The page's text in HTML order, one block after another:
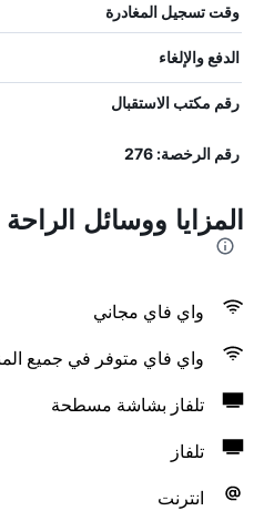
وقت تسجيل المغادرة
الدفع والإلغاء
رقم مكتب الاستقبال
رقم الرخصة: 276
المزايا ووسائل
واي فاي مجاني
واي فاي متوفر في جميع
تلفاز بشاشة مسطحة
تلفاز
انترنت